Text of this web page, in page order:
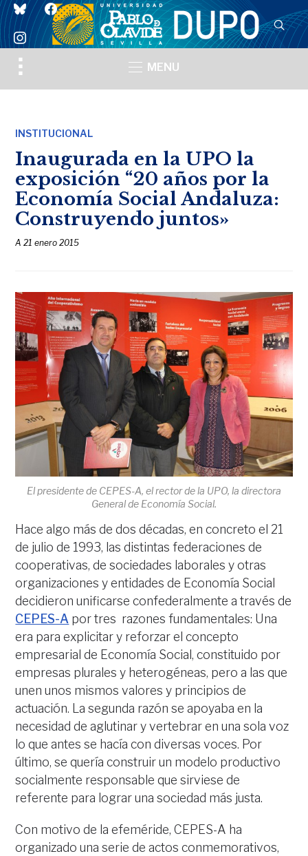
blueskyfacebook
instagram
Toggle
sidebar
MENU
INSTITUCIONAL
Inaugurada en la UPO la
exposición “20 años por la
Economía Social Andaluza:
Construyendo juntos»
A21 enero 2015
El presidente de CEPES-A, el rector de la UPO, la directora
General de Economía Social.
Hace algo más de dos décadas, en concreto el 21
de julio de 1993, las distintas federaciones de
cooperativas, de sociedades laborales y otras
organizaciones y entidades de Economía Social
decidieron unificarse confederalmente a través de
CEPES-A por tres razones fundamentales: Una
era para explicitar y reforzar el concepto
empresarial de Economía Social, constituido por
empresas plurales y heterogéneas, pero a las que
unen unos mismos valores y principios de
actuación. La segunda razón se apoyaba en la
necesidad de aglutinar y vertebrar en una sola voz
lo que antes se hacía con diversas voces. Por
último, se quería construir un modelo productivo
socialmente responsable que sirviese de
referente para lograr una sociedad más justa.
Con motivo de la efeméride, CEPES-A ha
organizado una serie de actos conmemorativos,